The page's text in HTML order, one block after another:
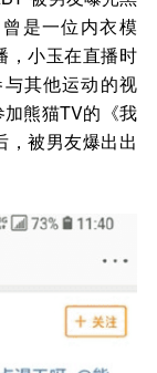
是一位内衣模
，小玉在直播时
其他运动的视
熊猫TV的《我
，被男友爆出出